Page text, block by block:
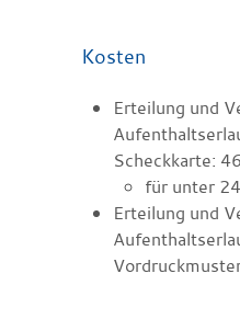
Kosten
Erteilung und
Scheckkarte:
für unter
Erteilung und